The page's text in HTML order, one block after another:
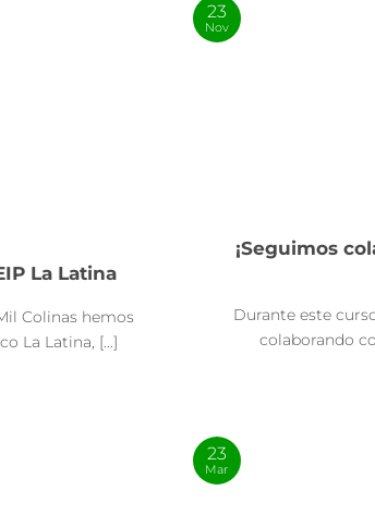
¡Seguimos
Durante este
colaborando
23
Nov
La Latina
Colinas hemos
La Latina, [...]
23
Mar